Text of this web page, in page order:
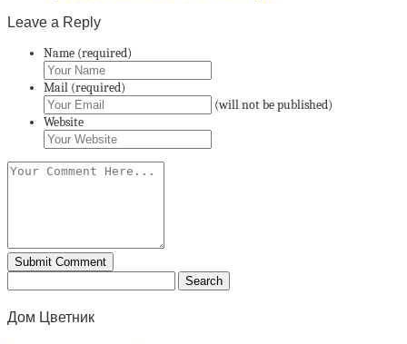
Leave a Reply
Name (required)
Mail (required)
(will not be published)
Website
Дом Цветник